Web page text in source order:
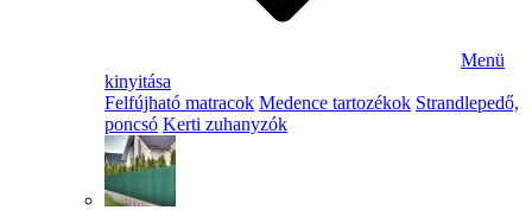
Menü
kinyitása
Felfújható matracok Medence tartozékok Strandlepedő,
poncsó Kerti zuhanyzók